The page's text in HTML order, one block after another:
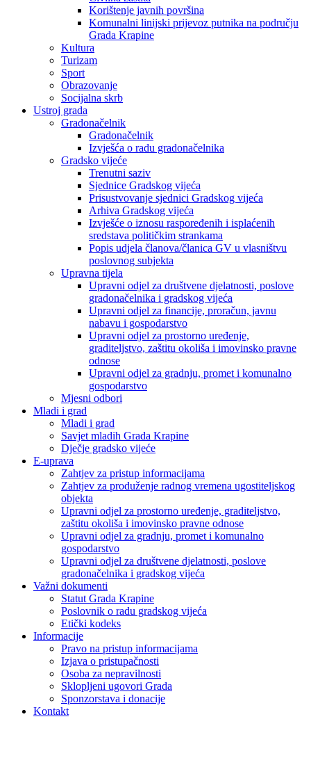
Korištenje javnih površina
Komunalni linijski prijevoz putnika na području
Grada Krapine
Kultura
Turizam
Sport
Obrazovanje
Socijalna skrb
Ustroj grada
Gradonačelnik
Gradonačelnik
Izvješća o radu gradonačelnika
Gradsko vijeće
Trenutni saziv
Sjednice Gradskog vijeća
Prisustvovanje sjednici Gradskog vijeća
Arhiva Gradskog vijeća
Izvješće o iznosu raspoređenih i isplaćenih
sredstava političkim strankama
Popis udjela članova/članica GV u vlasništvu
poslovnog subjekta
Upravna tijela
Upravni odjel za društvene djelatnosti, poslove
gradonačelnika i gradskog vijeća
Upravni odjel za financije, proračun, javnu
nabavu i gospodarstvo
Upravni odjel za prostorno uređenje,
graditeljstvo, zaštitu okoliša i imovinsko pravne
odnose
Upravni odjel za gradnju, promet i komunalno
gospodarstvo
Mjesni odbori
Mladi i grad
Mladi i grad
Savjet mladih Grada Krapine
Dječje gradsko vijeće
E-uprava
Zahtjev za pristup informacijama
Zahtjev za produženje radnog vremena ugostiteljskog
objekta
Upravni odjel za prostorno uređenje, graditeljstvo,
zaštitu okoliša i imovinsko pravne odnose
Upravni odjel za gradnju, promet i komunalno
gospodarstvo
Upravni odjel za društvene djelatnosti, poslove
gradonačelnika i gradskog vijeća
Važni dokumenti
Statut Grada Krapine
Poslovnik o radu gradskog vijeća
Etički kodeks
Informacije
Pravo na pristup informacijama
Izjava o pristupačnosti
Osoba za nepravilnosti
Sklopljeni ugovori Grada
Sponzorstava i donacije
Kontakt